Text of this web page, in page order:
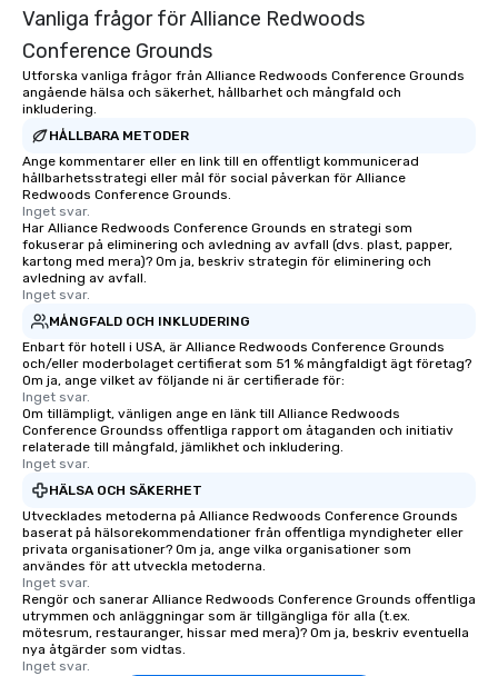
Vanliga frågor för Alliance Redwoods
Conference Grounds
Utforska vanliga frågor från Alliance Redwoods Conference Grounds
angående hälsa och säkerhet, hållbarhet och mångfald och
inkludering.
HÅLLBARA METODER
Ange kommentarer eller en link till en offentligt kommunicerad
hållbarhetsstrategi eller mål för social påverkan för Alliance
Redwoods Conference Grounds.
Inget svar.
Har Alliance Redwoods Conference Grounds en strategi som
fokuserar på eliminering och avledning av avfall (dvs. plast, papper,
kartong med mera)? Om ja, beskriv strategin för eliminering och
avledning av avfall.
Inget svar.
MÅNGFALD OCH INKLUDERING
Enbart för hotell i USA, är Alliance Redwoods Conference Grounds
och/eller moderbolaget certifierat som 51 % mångfaldigt ägt företag?
Om ja, ange vilket av följande ni är certifierade för:
Inget svar.
Om tillämpligt, vänligen ange en länk till Alliance Redwoods
Conference Groundss offentliga rapport om åtaganden och initiativ
relaterade till mångfald, jämlikhet och inkludering.
Inget svar.
HÄLSA OCH SÄKERHET
Utvecklades metoderna på Alliance Redwoods Conference Grounds
baserat på hälsorekommendationer från offentliga myndigheter eller
privata organisationer? Om ja, ange vilka organisationer som
användes för att utveckla metoderna.
Inget svar.
Rengör och sanerar Alliance Redwoods Conference Grounds offentliga
utrymmen och anläggningar som är tillgängliga för alla (t.ex.
mötesrum, restauranger, hissar med mera)? Om ja, beskriv eventuella
nya åtgärder som vidtas.
Inget svar.